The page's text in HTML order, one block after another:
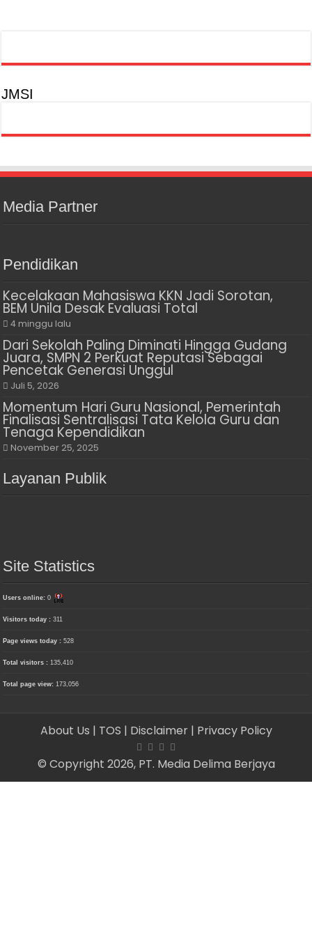
JMSI
Media Partner
Pendidikan
Kecelakaan Mahasiswa KKN Jadi Sorotan,
BEM Unila Desak Evaluasi Total
4 minggu lalu
Dari Sekolah Paling Diminati Hingga Gudang
Juara, SMPN 2 Perkuat Reputasi Sebagai
Pencetak Generasi Unggul
Juli 5, 2026
Momentum Hari Guru Nasional, Pemerintah
Finalisasi Sentralisasi Tata Kelola Guru dan
Tenaga Kependidikan
November 25, 2025
Layanan Publik
Site Statistics
Users online:0
Visitors today :311
Page views today :528
Total visitors : 135,410
Total page view: 173,056
About Us | TOS | Disclaimer | Privacy Policy
© Copyright 2026, PT. Media Delima Berjaya